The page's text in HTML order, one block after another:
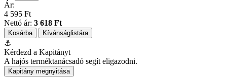
Ár:
4 595 Ft
Nettó ár: 3 618 Ft
Kosárba Kívánságlistára
⚓
Kérdezd a Kapitányt
A hajós terméktanácsadó segít eligazodni.
Kapitány megnyitása